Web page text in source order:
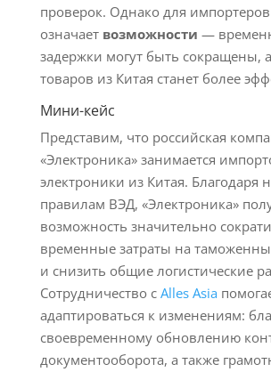
проверок. Однако для импортеров
означает возможности —
задержки могут быть сокращены,
товаров из Китая станет более
Мини-кейс
Представим, что российская
«Электроника» занимается
электроники из Китая. Благодаря
правилам ВЭД, «Электроника»
возможность значительно
временные затраты на
и снизить общие логистические
Сотрудничество с Alles Asia
адаптироваться к изменениям:
своевременному обновлению
документооборота, а также